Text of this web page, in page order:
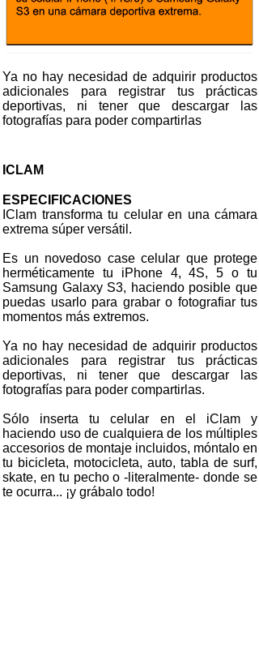
Ya no hay necesidad de adquirir productos
adicionales para registrar tus prácticas
deportivas, ni tener que descargar las
fotografías para poder compartirlas
ICLAM
ESPECIFICACIONES
IClam transforma tu celular en una cámara
extrema súper versátil.
Es un novedoso case celular que protege
herméticamente tu iPhone 4, 4S, 5 o tu
Samsung Galaxy S3, haciendo posible que
puedas usarlo para grabar o fotografiar tus
momentos más extremos.
Ya no hay necesidad de adquirir productos
adicionales para registrar tus prácticas
deportivas, ni tener que descargar las
fotografías para poder compartirlas.
Sólo inserta tu celular en el iClam y
haciendo uso de cualquiera de los múltiples
accesorios de montaje incluidos, móntalo en
tu bicicleta, motocicleta, auto, tabla de surf,
skate, en tu pecho o -literalmente- donde se
te ocurra... ¡y grábalo todo!